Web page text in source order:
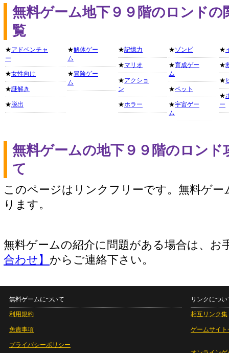
無料ゲーム地下９９階のロンド
覧
★アドベンチャ
ー
★女性向け
★謎解き
★ 脱出
★解体ゲー
ム
★冒険ゲー
ム
★記憶力
★マリオ
★アクショ
ン
★ホラー
★ゾンビ
★育成ゲー
ム
★ペット
★宇宙ゲー
ム
★
★
★
★
ー
無料ゲームの地下９９階のロン
て
このページはリンクフリーです。無料ゲー
ります。
無料ゲームの紹介に問題がある場合は、お
合わせ】 からご連絡下さい。
無料ゲームについて
利用規約
免責事項
プライバシーポリシー
リンクについ
相互リンク集
ゲームサイト